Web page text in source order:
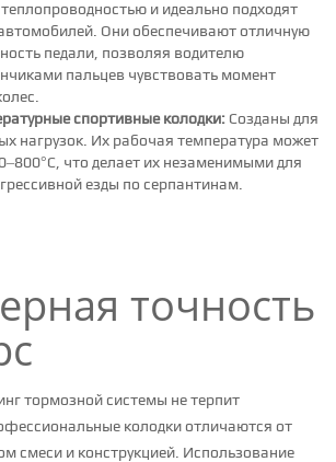
и идеально подходят
Они обеспечивают отличную
педали, позволяя водителю
пальцев чувствовать момент
спортивные колодки: Созданы для
нагрузок. Их рабочая температура может
что делает их незаменимыми для
езды по серпантинам.
точность
тормозной системы не терпит
колодки отличаются от
смеси и конструкцией. Использование